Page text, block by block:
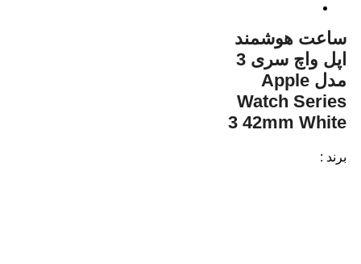
ساعت هوشمند
اپل واچ سری 3
مدل Apple
Watch Series
3 42mm White
برند :